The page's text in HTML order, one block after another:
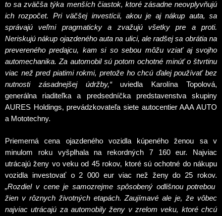
to sa zväčša týka menších čiastok, ktoré zásadne neovplyvňujú
ich rozpočet. Pri väčšej investícii, akou je aj nákup auta, sa
správajú veľmi pragmaticky a zvažujú všetky pre a proti.
Neriskujú nákup ojazdeného auta na ulici, ale radšej sa obrátia na
prevereného predajcu, kam si so sebou môžu vziať aj svojho
automechanika. Za automobil sú potom ochotné minúť o štvrtinu
viac než pred piatimi rokmi, pretože ho chcú ďalej používať bez
nutnosti zásadnejšej údržby,“ uviedla Karolína Topolová,
generálna riaditeľka a predsedníčka predstavenstva skupiny
AURES Holdings, prevádzkovateľa siete autocentier AAA AUTO
a Mototechny.
Priemerná cena ojazdeného vozidla kúpeného ženou sa v
minulom roku vyšplhala na rekordných 7 160 eur. Najviac
utrácajú ženy vo veku od 45 rokov, ktoré sú ochotné do nákupu
vozidla investovať o 2 000 eur viac než ženy do 25 rokov.
„Rozdiel v cene je samozrejme spôsobený odlišnou potrebou
žien v rôznych životných etapách. Zaujímavé ale je, že vôbec
najviac utrácajú za automobily ženy v zrelom veku, ktoré chcú